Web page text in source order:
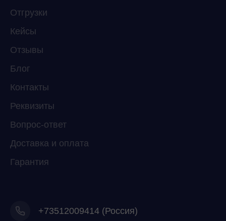
Отгрузки
Кейсы
Отзывы
Блог
Контакты
Реквизиты
Вопрос-ответ
Доставка и оплата
Гарантия
+73512009414 (Россия)
Мессенджеры
Свяжитесь с нами через любой удобный
Telegram